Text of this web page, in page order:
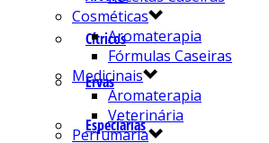
Cítricos
Ervas
Especiarias
Cosméticas
Aromaterapia
Fórmulas Caseiras
Medicinais
Aromaterapia
Veterinária
Perfumaria